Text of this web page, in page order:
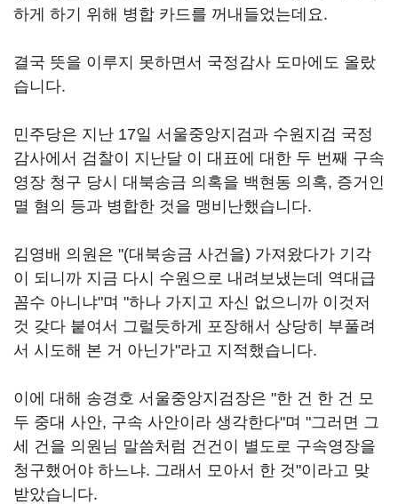
하게 하기 위해 병합 카드를 꺼내들었는데요.
결국 뜻을 이루지 못하면서 국정감사 도마에도 올랐
습니다.
민주당은 지난 17일 서울중앙지검과 수원지검 국정
감사에서 검찰이 지난달 이 대표에 대한 두 번째 구속
영장 청구 당시 대북송금 의혹을 백현동 의혹, 증거인
멸 혐의 등과 병합한 것을 맹비난했습니다.
김영배 의원은 "(대북송금 사건을) 가져왔다가 기각
이 되니까 지금 다시 수원으로 내려보냈는데 역대급
꼼수 아니냐"며 "하나 가지고 자신 없으니까 이것저
것 갖다 붙여서 그럴듯하게 포장해서 상당히 부풀려
서 시도해 본 거 아닌가"라고 지적했습니다.
이에 대해 송경호 서울중앙지검장은 "한 건 한 건 모
두 중대 사안, 구속 사안이라 생각한다"며 "그러면 그
세 건을 의원님 말씀처럼 건건이 별도로 구속영장을
청구했어야 하느냐. 그래서 모아서 한 것"이라고 맞
받았습니다.